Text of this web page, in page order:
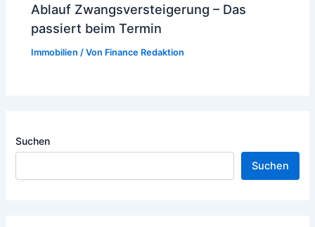
Ablauf Zwangsversteigerung – Das
passiert beim Termin
Immobilien / Von Finance Redaktion
Suchen
Suchen